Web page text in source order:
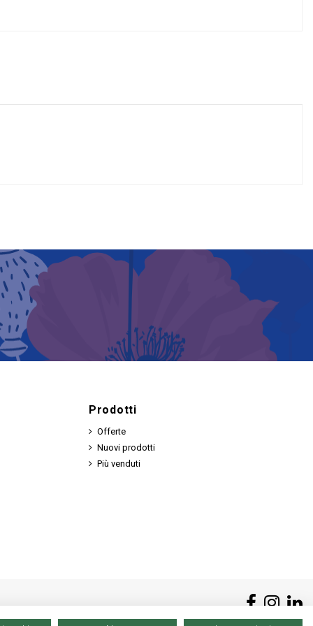
Prodotti
Offerte
Nuovi prodotti
Più venduti